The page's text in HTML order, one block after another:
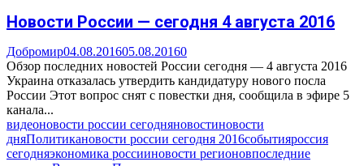
Новости России — сегодня 4 августа 2016
Добромир04.08.201605.08.20160
Обзор последних новостей России сегодня — 4 августа 2016
Украина отказалась утвердить кандидатуру нового посла
России Этот вопрос снят с повестки дня, сообщила в эфире 5
канала...
видеоновости россии сегодняновостиновости
дняПолитикановости россии сегодня 2016событияроссия
сегодняэкономика россииновости регионовпоследние